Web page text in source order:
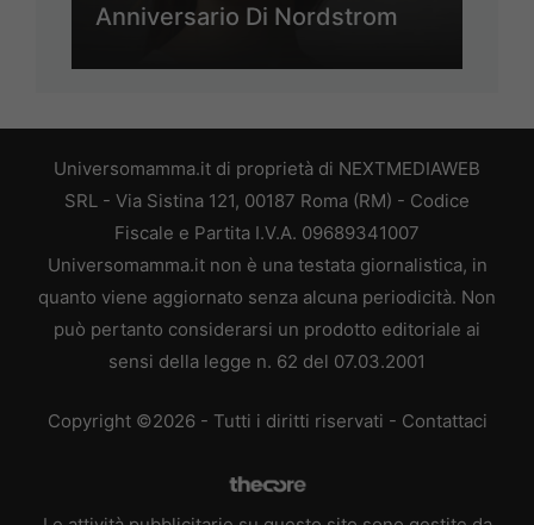
Anniversario Di Nordstrom
Universomamma.it di proprietà di NEXTMEDIAWEB
SRL - Via Sistina 121, 00187 Roma (RM) - Codice
Fiscale e Partita I.V.A. 09689341007
Universomamma.it non è una testata giornalistica, in
quanto viene aggiornato senza alcuna periodicità. Non
può pertanto considerarsi un prodotto editoriale ai
sensi della legge n. 62 del 07.03.2001
Copyright ©2026 - Tutti i diritti riservati - Contattaci